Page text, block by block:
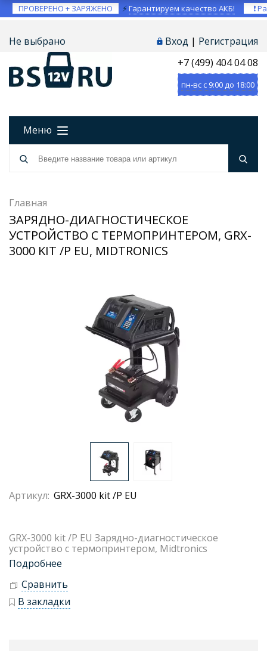
ПРОВЕРЕНО + ЗАРЯЖЕНО ⚡Гарантируем качество АКБ! ❗
Не выбрано Вход | Регистрация
+7 (499) 404 04 08
пн-вс с 9:00 до 18:00
Меню
Главная
ЗАРЯДНО-ДИАГНОСТИЧЕСКОЕ
УСТРОЙСТВО С ТЕРМОПРИНТЕРОМ, GRX-
3000 KIT /P EU, MIDTRONICS
Артикул: GRX-3000 kit /P EU
GRX-3000 kit /P EU Зарядно-диагностическое
устройство с термопринтером, Midtronics
Подробнее
Сравнить
В закладки